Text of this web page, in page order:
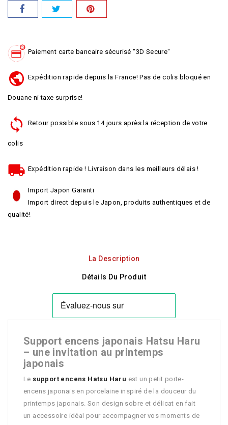
Paiement carte bancaire sécurisé "3D Secure"
Expédition rapide depuis la France! Pas de colis bloqué en
Douane ni taxe surprise!
Retour possible sous 14 jours après la réception de votre
colis
Expédition rapide ! Livraison dans les meilleurs délais !
Import Japon Garanti
Import direct depuis le Japon, produits authentiques et de
qualité!
La Description
Détails Du Produit
Support encens japonais Hatsu Haru
– une invitation au printemps
japonais
Le support encens Hatsu Haru est un petit porte-
encens japonais en porcelaine inspiré de la douceur du
printemps japonais. Son design sobre et délicat en fait
un accessoire idéal pour accompagner vos moments de